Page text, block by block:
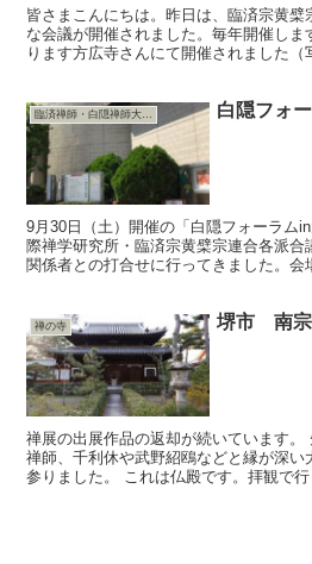
皆さまこんにちは。昨日は、臨済宗黄檗
な会議が開催されました。毎年開催し
ります方広寺さんにて開催されました
臨済禅師・白隠禅師大遠諱 白隠フォ
9月30日（土）開催の「白隠フォーラム
際禅学研究所・臨済宗黄檗宗連合各派
関係者との打合せに行ってきました。会
禅の寺 堺市 南
禅展の出展作品の返却が続いています。
禅師、千利休や武野紹鴎などと縁が深い
参りました。 これは仏殿です。拝観で